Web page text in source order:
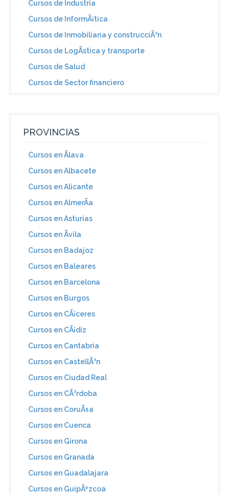
Cursos de Industria
Cursos de InformÃ¡tica
Cursos de Inmobiliaria y construcciÃ³n
Cursos de LogÃ­stica y transporte
Cursos de Salud
Cursos de Sector financiero
PROVINCIAS
Cursos en Ãlava
Cursos en Albacete
Cursos en Alicante
Cursos en AlmerÃ­a
Cursos en Asturias
Cursos en Ãvila
Cursos en Badajoz
Cursos en Baleares
Cursos en Barcelona
Cursos en Burgos
Cursos en CÃ¡ceres
Cursos en CÃ¡diz
Cursos en Cantabria
Cursos en CastellÃ³n
Cursos en Ciudad Real
Cursos en CÃ³rdoba
Cursos en CoruÃ±a
Cursos en Cuenca
Cursos en Girona
Cursos en Granada
Cursos en Guadalajara
Cursos en GuipÃºzcoa